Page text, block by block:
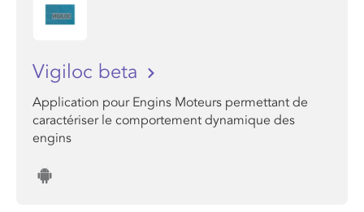
Vigiloc beta
Application pour Engins Moteurs permettant de
caractériser le comportement dynamique des
engins